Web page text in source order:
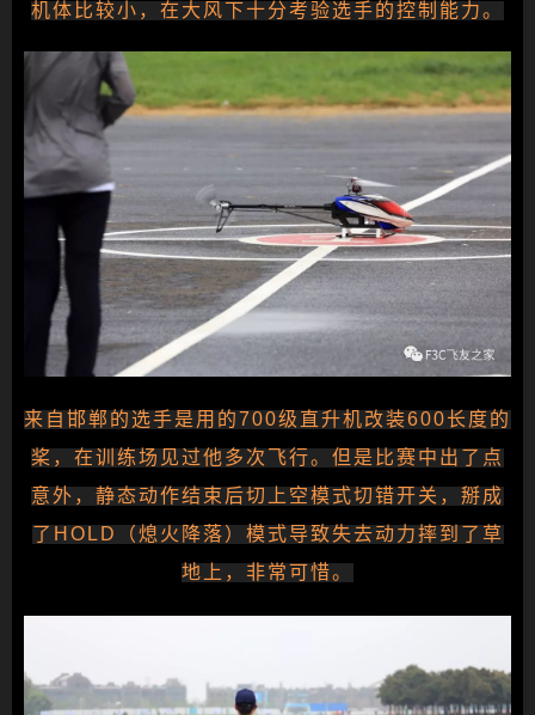
机体比较小，在大风下十分考验选手的控制能力。
来自邯郸的选手是用的700级直升机改装600长度的
桨，在训练场见过他多次飞行。但是比赛中出了点
意外，静态动作结束后切上空模式切错开关，掰成
了HOLD（熄火降落）模式导致失去动力摔到了草
地上，非常可惜。